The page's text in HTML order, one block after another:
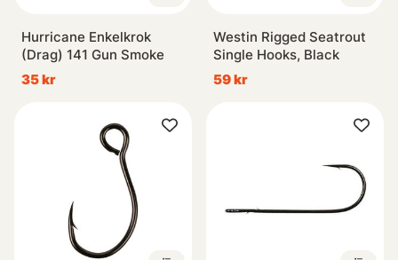
Hurricane Enkelkrok
(Drag) 141 Gun Smoke
35 kr
Westin Rigged Seatrout
Single Hooks, Black
59 kr